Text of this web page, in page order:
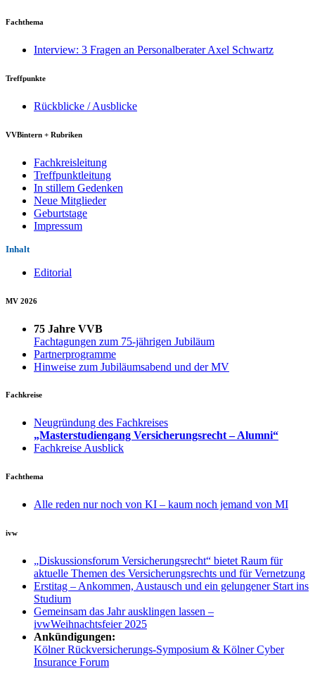
Fachthema
Interview: 3 Fragen an Personalberater Axel Schwartz
Treffpunkte
Rückblicke / Ausblicke
VVBintern + Rubriken
Fachkreisleitung
Treffpunktleitung
In stillem Gedenken
Neue Mitglieder
Geburtstage
Impressum
Inhalt
Editorial
MV 2026
75 Jahre VVB
Fachtagungen zum 75-jährigen Jubiläum
Partnerprogramme
Hinweise zum Jubiläumsabend und der MV
Fachkreise
Neugründung des Fachkreises
„Masterstudiengang Versicherungsrecht – Alumni“
Fachkreise Ausblick
Fachthema
Alle reden nur noch von KI – kaum noch jemand von MI
ivw
„Diskussionsforum Versicherungsrecht“ bietet Raum für
aktuelle Themen des Versicherungsrechts und für Vernetzung
Erstitag – Ankommen, Austausch und ein gelungener Start ins
Studium
Gemeinsam das Jahr ausklingen lassen –
ivwWeihnachtsfeier 2025
Ankündigungen:
Kölner Rückversicherungs-Symposium & Kölner Cyber
Insurance Forum